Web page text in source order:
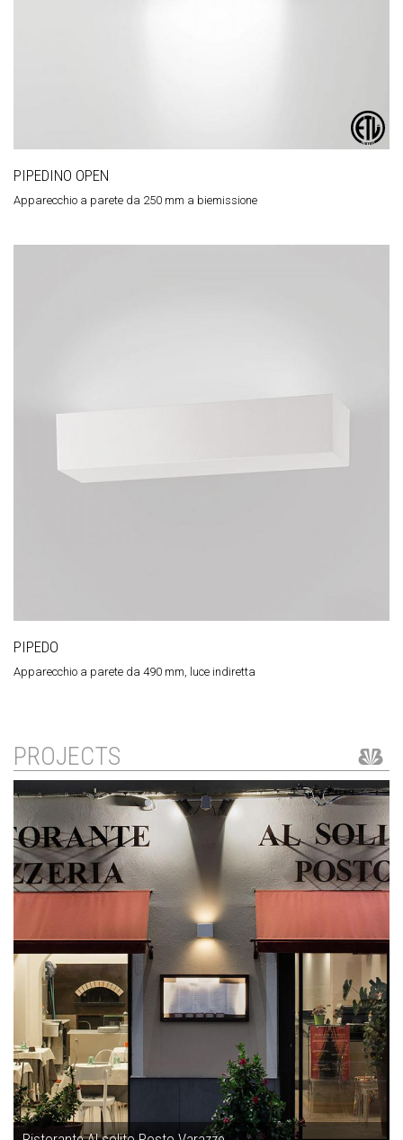
PIPEDINO OPEN
Apparecchio a parete da 250 mm a biemissione
PIPEDO
Apparecchio a parete da 490 mm, luce indiretta
PROJECTS